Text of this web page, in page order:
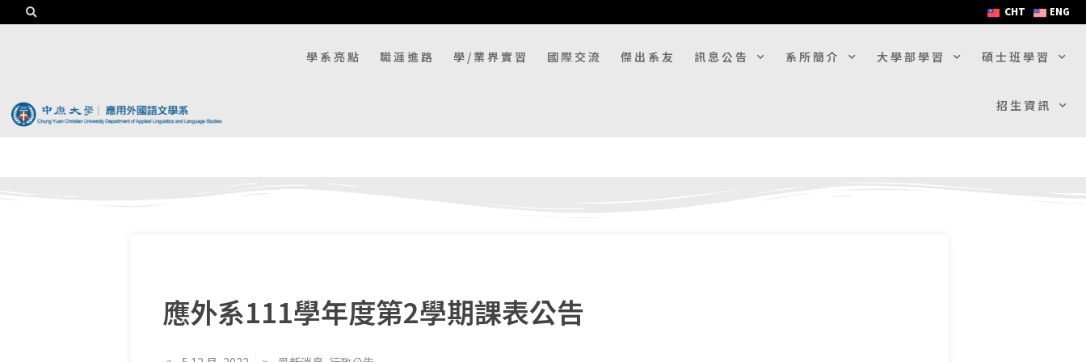
CHT ENG
學系亮點 職涯進路 學/業界實習 國際交流 傑出系友 訊息公告 系所簡介 大學部學習 碩士班學習
招生資訊
應外系111學年度第2學期課表公告